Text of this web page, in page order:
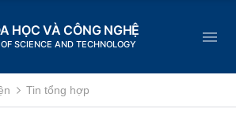
HỌC VÀ CÔNG NGHỆ
SCIENCE AND TECHNOLOGY
Tin tổng hợp